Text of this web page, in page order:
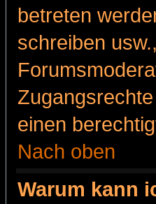
betreten
schreiben
einen
Nach oben
Warum kann